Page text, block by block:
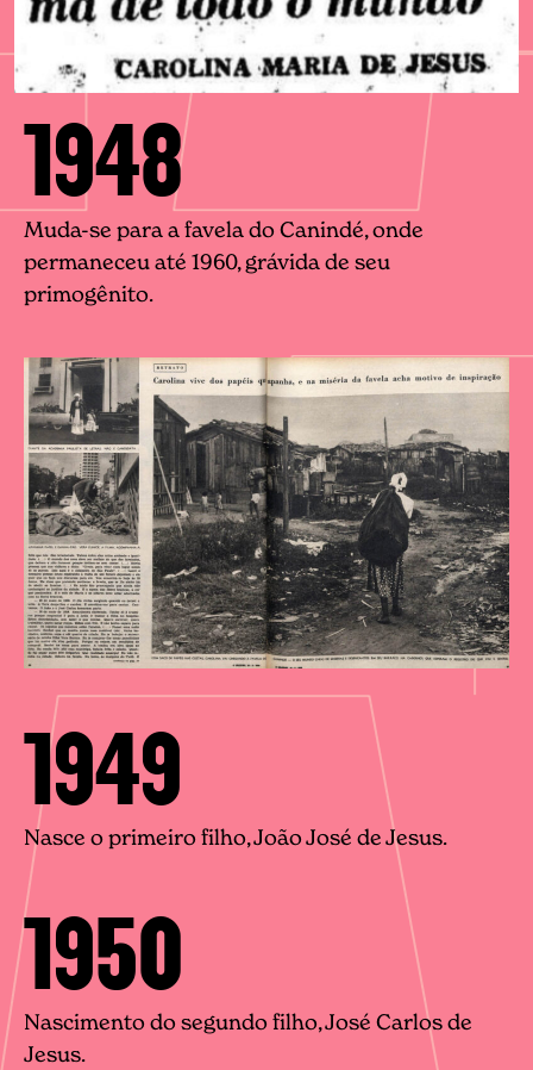
1948
Muda-se para a favela do Canindé, onde
permaneceu até 1960, grávida de seu
primogênito.
1949
Nasce o primeiro filho, João José de Jesus.
1950
Nascimento do segundo filho, José Carlos de
Jesus.